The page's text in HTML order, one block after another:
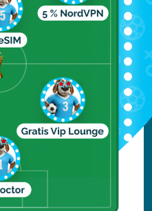
per chi
e la
per chi sogna
e gite tra gli isolotti.
il clima
Mai
thailandese ha